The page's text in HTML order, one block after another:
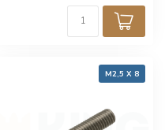
M2,5 X 8